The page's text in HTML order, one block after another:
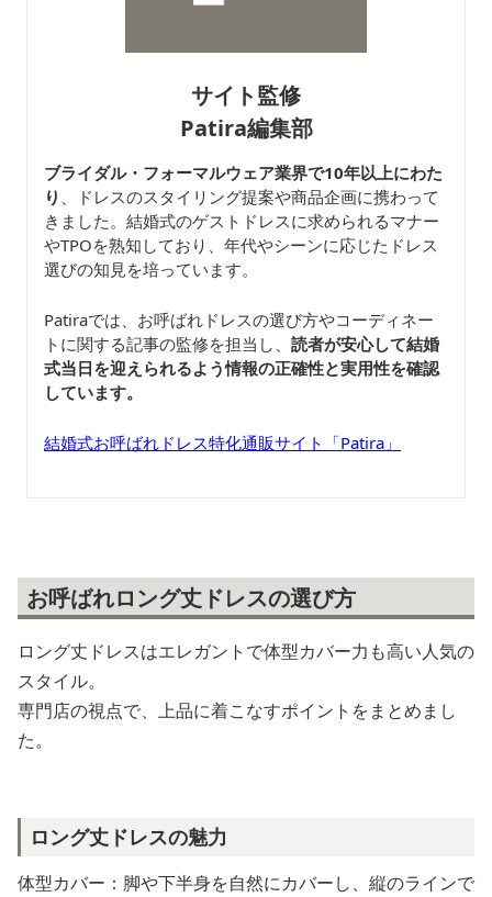
サイト監修
Patira編集部
ブライダル・フォーマルウェア業界で10年以上にわた
り
、ドレスのスタイリング提案や商品企画に携わって
きました。結婚式のゲストドレスに求められるマナー
やTPOを熟知しており、年代やシーンに応じたドレス
選びの知見を培っています。
Patiraでは、お呼ばれドレスの選び方やコーディネー
トに関する記事の監修を担当し、 読者が安心して結婚
式当日を迎えられるよう情報の正確性と実用性を確認
しています。
結婚式お呼ばれドレス特化通販サイト「Patira」
お呼ばれロング丈ドレスの選び方
ロング丈ドレスはエレガントで体型カバー力も高い人気の
スタイル。
専門店の視点で、上品に着こなすポイントをまとめまし
た。
ロング丈ドレスの魅力
体型カバー：脚や下半身を自然にカバーし、縦のラインで